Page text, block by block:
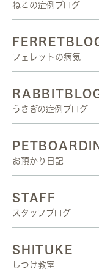
ねこの症例ブログ
フェレットの病気
うさぎの症例ブログ
お預かり日記
STAFF
スタッフブログ
SHITUKE
しつけ教室